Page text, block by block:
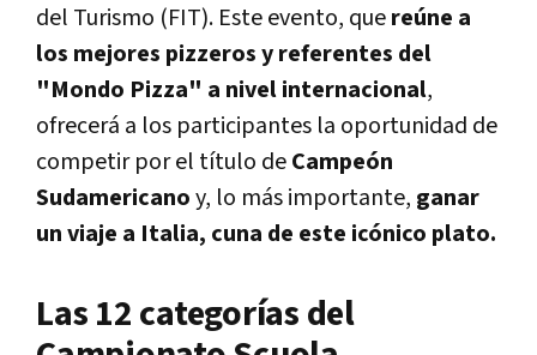
del Turismo (FIT). Este evento, quereúne a
los mejores pizzeros y referentes del
"Mondo Pizza" a nivel internacional,
ofrecerá a los participantes la oportunidad de
competir por el título deCampeón
Sudamericanoy, lo más importante, ganar
un viaje a Italia, cuna de este icónico plato.
Las 12 categorías del